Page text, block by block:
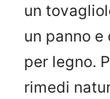
un
un panno
per legno.
rimedi